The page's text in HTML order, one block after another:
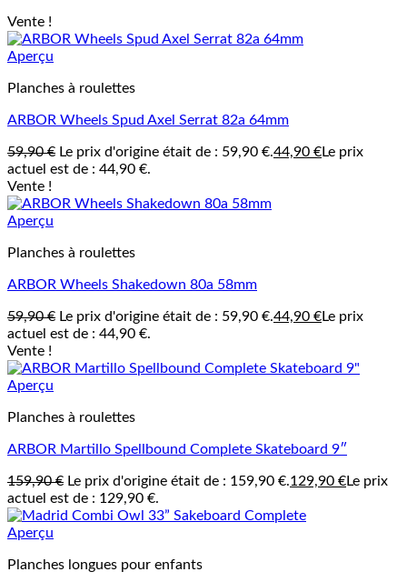
Vente !
Aperçu
Planches à roulettes
ARBOR Wheels Spud Axel Serrat 82a 64mm
59,90€ Le prix d'origine était de : 59,90 €.44,90 €Le prix
actuel est de : 44,90 €.
Vente !
Aperçu
Planches à roulettes
ARBOR Wheels Shakedown 80a 58mm
59,90€ Le prix d'origine était de : 59,90 €.44,90 €Le prix
actuel est de : 44,90 €.
Vente !
Aperçu
Planches à roulettes
ARBOR Martillo Spellbound Complete Skateboard 9″
159,90€ Le prix d'origine était de : 159,90 €.129,90 €Le prix
actuel est de : 129,90 €.
Aperçu
Planches longues pour enfants